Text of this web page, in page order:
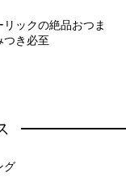
リックの絶品おつま
つき必至
グ